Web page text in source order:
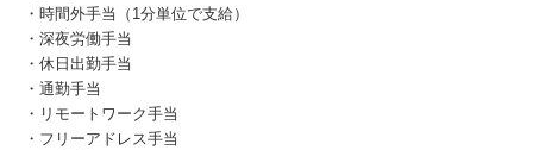
・時間外手当（1分単位で支給）
・深夜労働手当
・休日出勤手当
・通勤手当
・リモートワーク手当
・フリーアドレス手当